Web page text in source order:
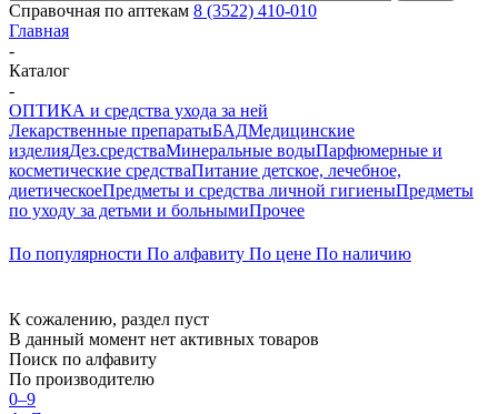
Справочная по аптекам 8 (3522) 410-010
Главная
-
Каталог
-
ОПТИКА и средства ухода за ней
Лекарственные препаратыБАДМедицинские
изделияДез.средстваМинеральные водыПарфюмерные и
косметические средстваПитание детское, лечебное,
диетическоеПредметы и средства личной гигиеныПредметы
по уходу за детьми и больнымиПрочее
По популярности По алфавиту По цене По наличию
К сожалению, раздел пуст
В данный момент нет активных товаров
Поиск по алфавиту
По производителю
0–9